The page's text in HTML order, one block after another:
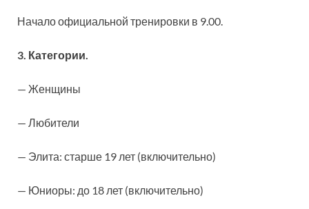
Начало официальной тренировки в 9.00.
3. Категории.
— Женщины
— Любители
— Элита: старше 19 лет (включительно)
— Юниоры: до 18 лет (включительно)